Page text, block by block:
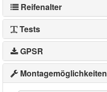
Reifenalter
Tests
GPSR
Montagemöglichkeiten